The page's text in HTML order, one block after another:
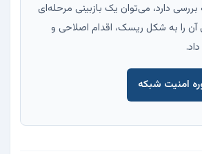
بررسی دارد، می‌توان یک بازبینی مرحله‌ای
آن را به شکل ریسک، اقدام اصلاحی و
امنیت شبکه